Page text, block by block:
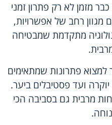
מזמן לא רק פתרון זמני
מגוון רחב של אפשרויות,
מתקדמת שמבטיחה
פתרונות שמתאימים
ועד פסטיבלים ביער.
מרבית גם בסביבה הכי